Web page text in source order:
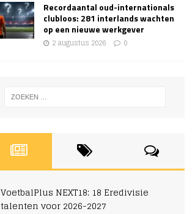
Recordaantal oud-internationals
clubloos: 281 interlands wachten
op een nieuwe werkgever
2 augustus 2026 0
VoetbalPlus NEXT18: 18 Eredivisie
talenten voor 2026-2027